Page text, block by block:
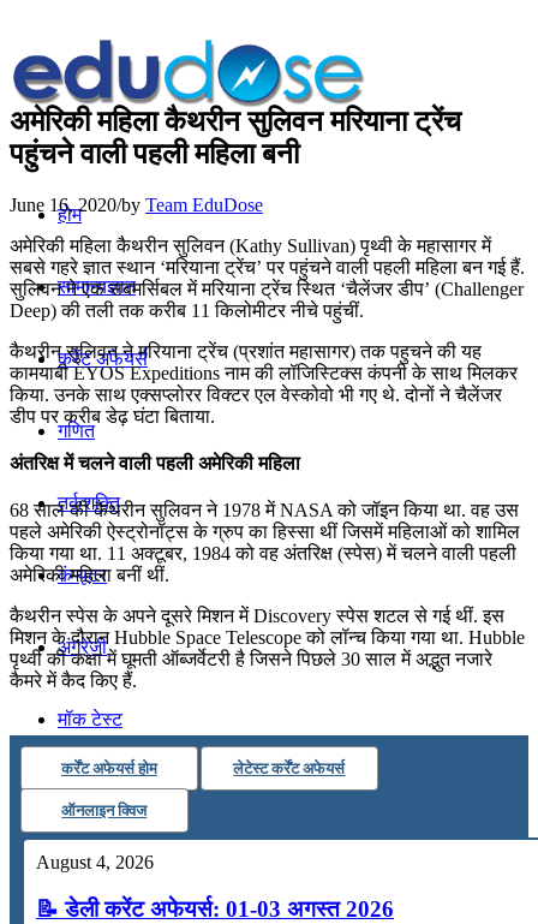
होम
सामान्यज्ञान
करेंट अफेयर्स
गणित
तर्कशक्ति
कंप्यूटर
अंग्रेजी
मॉक टेस्ट
टुडेज जीके
Menu Menu
अमेरिकी महिला कैथरीन सुलिवन मरियाना ट्रेंच
पहुंचने वाली पहली महिला बनी
June 16, 2020/by Team EduDose
अमेरिकी महिला कैथरीन सुलिवन (Kathy Sullivan) पृथ्वी के महासागर में
सबसे गहरे ज्ञात स्थान ‘मरियाना ट्रेंच’ पर पहुंचने वाली पहली महिला बन गई हैं.
सुलिवन ने एक सबमर्सिबल में मरियाना ट्रेंच स्थित ‘चैलेंजर डीप’ (Challenger
Deep) की तली तक करीब 11 किलोमीटर नीचे पहुंचीं.
कैथरीन सुलिवन ने मरियाना ट्रेंच (प्रशांत महासागर) तक पहुचने की यह
कामयाबी EYOS Expeditions नाम की लॉजिस्टिक्स कंपनी के साथ मिलकर
किया. उनके साथ एक्सप्लोरर विक्टर एल वेस्कोवो भी गए थे. दोनों ने चैलेंजर
डीप पर करीब डेढ़ घंटा बिताया.
अंतरिक्ष में चलने वाली पहली अमेरिकी महिला
68 साल की कैथरीन सुलिवन ने 1978 में NASA को जॉइन किया था. वह उस
पहले अमेरिकी ऐस्ट्रोनॉट्स के ग्रुप का हिस्सा थीं जिसमें महिलाओं को शामिल
किया गया था. 11 अक्टूबर, 1984 को वह अंतरिक्ष (स्पेस) में चलने वाली पहली
अमेरिकी महिला बनीं थीं.
कैथरीन स्पेस के अपने दूसरे मिशन में Discovery स्पेस शटल से गई थीं. इस
मिशन के दौरान Hubble Space Telescope को लॉन्च किया गया था. Hubble
पृथ्वी की कक्षा में घूमती ऑब्जर्वेटरी है जिसने पिछले 30 साल में अद्भुत नजारे
कैमरे में कैद किए हैं.
कर्रेंट अफेयर्स होम लेटेस्ट कर्रेंट अफेयर्स
ऑनलाइन क्विज
August 4, 2026
📝 डेली करेंट अफेयर्स: 01-03 अगस्त 2026